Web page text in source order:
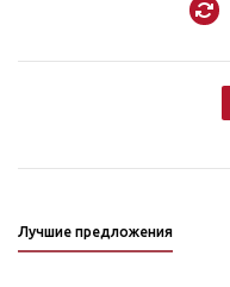
Лучшие предложения